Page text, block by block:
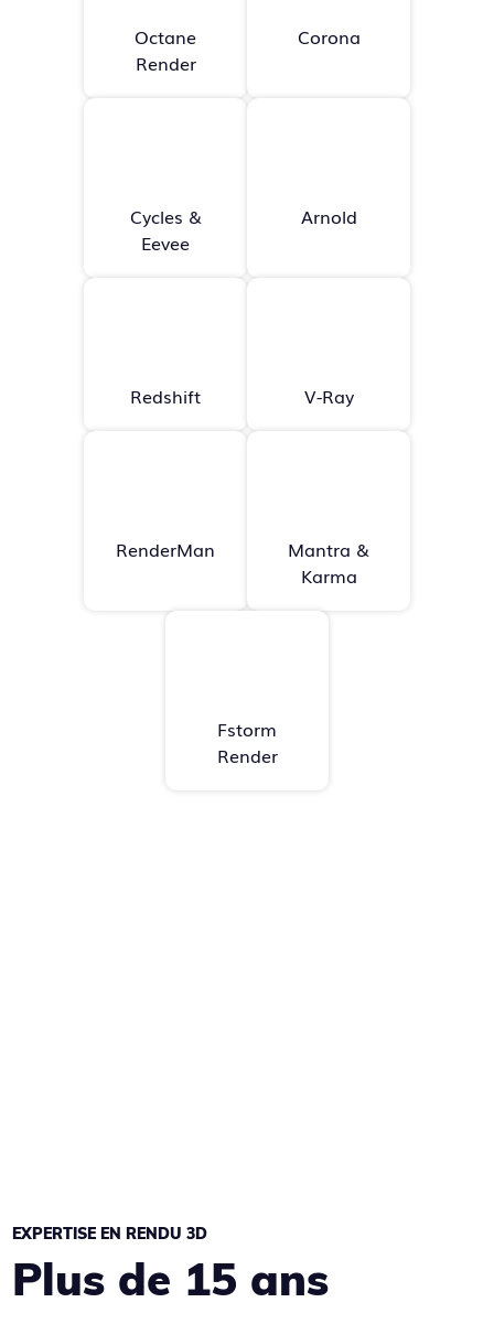
Octane
Render
Corona
Cycles &
Eevee
Arnold
Redshift V-Ray
RenderMan
Mantra &
Karma
Fstorm
Render
EXPERTISE EN RENDU 3D
Plus de 15 ans